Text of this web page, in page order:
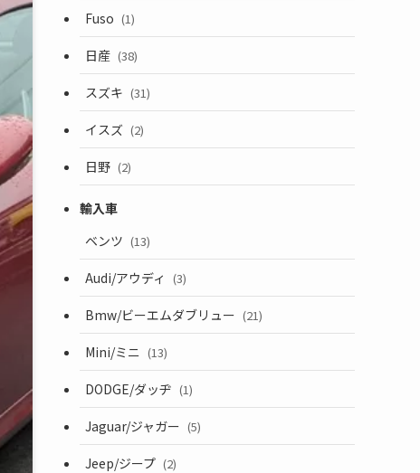
Fuso (1)
日産 (38)
スズキ (31)
イスズ (2)
日野 (2)
ベンツ (13)
Audi/アウディ (3)
Bmw/ビーエムダブリュー (21)
Mini/ミニ (13)
DODGE/ダッヂ (1)
Jaguar/ジャガー (5)
Jeep/ジープ (2)